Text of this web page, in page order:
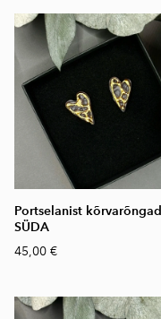
Portselanist kõrvarõngad
SÜDA
45,00 €